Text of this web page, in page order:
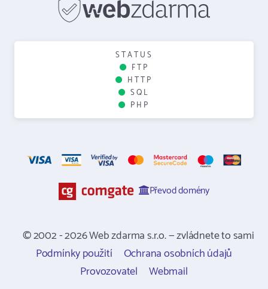
STATUS
FTP
HTTP
SQL
PHP
Převod domény
© 2002 - 2026 Web zdarma s.r.o. — zvládnete to sami
Podmínky použití
Ochrana osobních údajů
Provozovatel
Webmail